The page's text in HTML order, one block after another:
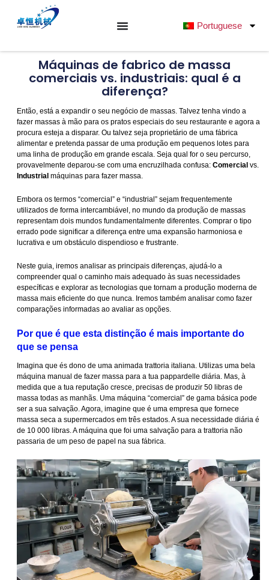
conteúdo
Portuguese
Máquinas de fabrico de massa
comerciais vs. industriais: qual é a
diferença?
Então, está a expandir o seu negócio de massas. Talvez tenha vindo a
fazer massas à mão para os pratos especiais do seu restaurante e agora a
procura esteja a disparar. Ou talvez seja proprietário de uma fábrica
alimentar e pretenda passar de uma produção em pequenos lotes para
uma linha de produção em grande escala. Seja qual for o seu percurso,
provavelmente deparou-se com uma encruzilhada confusa: Comercial vs.
Industrial máquinas para fazer massa.
Embora os termos “comercial” e “industrial” sejam frequentemente
utilizados de forma intercambiável, no mundo da produção de massas
representam dois mundos fundamentalmente diferentes. Comprar o tipo
errado pode significar a diferença entre uma expansão harmoniosa e
lucrativa e um obstáculo dispendioso e frustrante.
Neste guia, iremos analisar as principais diferenças, ajudá-lo a
compreender qual o caminho mais adequado às suas necessidades
específicas e explorar as tecnologias que tornam a produção moderna de
massa mais eficiente do que nunca. Iremos também analisar como fazer
comparações informadas ao avaliar as opções.
Por que é que esta distinção é mais importante do
que se pensa
Imagina que és dono de uma animada trattoria italiana. Utilizas uma bela
máquina manual de fazer massa para a tua pappardelle diária. Mas, à
medida que a tua reputação cresce, precisas de produzir 50 libras de
massa todas as manhãs. Uma máquina “comercial” de gama básica pode
ser a sua salvação. Agora, imagine que é uma empresa que fornece
massa seca a supermercados em três estados. A sua necessidade diária é
de 10 000 libras. A máquina que foi uma salvação para a trattoria não
passaria de um peso de papel na sua fábrica.